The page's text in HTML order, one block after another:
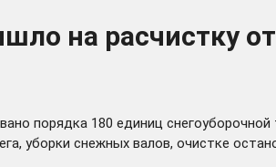
на расчистку
порядка 180 единиц
уборки снежных валов, очистке